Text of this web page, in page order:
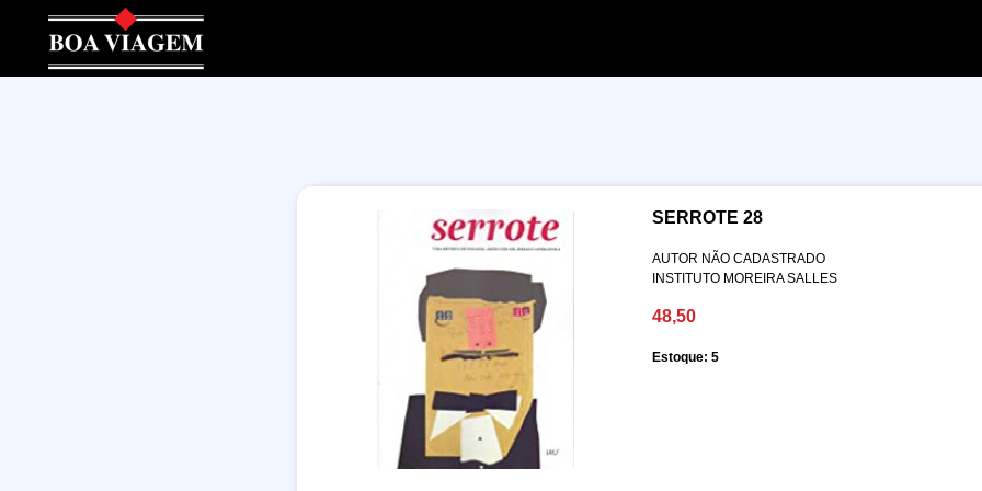
SERROTE 28
AUTOR NÃO CADASTRADO
INSTITUTO MOREIRA SALLES
48,50
Estoque: 5